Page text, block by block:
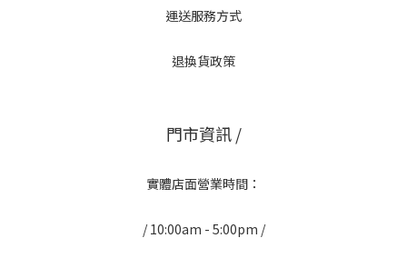
運送服務方式
退換貨政策
門市資訊 /
實體店面營業時間：
/ 10:00am - 5:00pm /